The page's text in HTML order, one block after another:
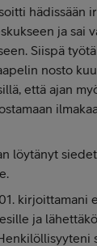
hädissään
ja sai
Siispä
nosto
että ajan
löytänyt
kirjoittamani
ja